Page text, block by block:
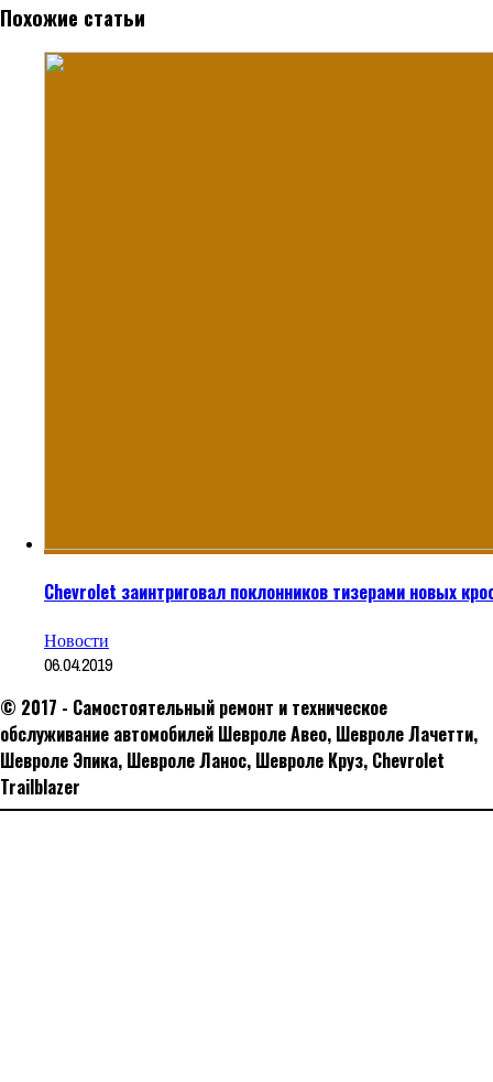
Похожие статьи
Chevrolet заинтриговал поклонников тизерами новых
Новости
06.04.2019
© 2017 - Самостоятельный ремонт и техническое
обслуживание автомобилей Шевроле Авео, Шевроле Лачетти,
Шевроле Эпика, Шевроле Ланос, Шевроле Круз, Сhevrolet
Trailblazer